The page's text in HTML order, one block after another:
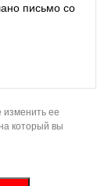
письмо со
ее
который вы